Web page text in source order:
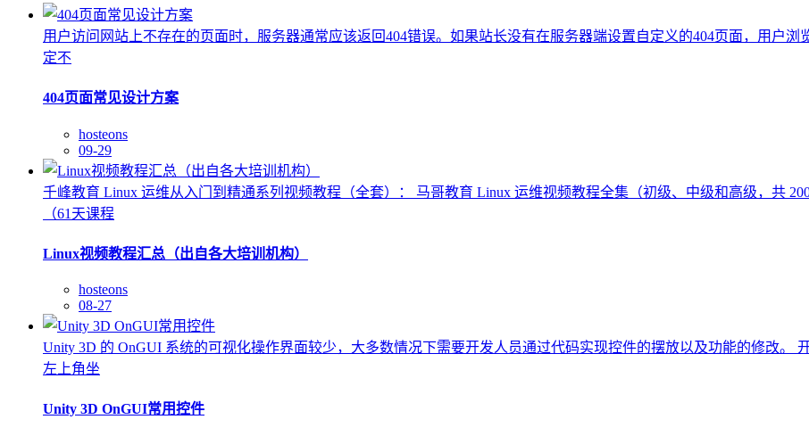
用户访问网站上不存在的页面时，服务器通常应该返回404错误。如果站长没有在服务器端设置自定义的404页面，用户
定不
404页面常见设计方案
hosteons
09-29
千峰教育 Linux 运维从入门到精通系列视频教程（全套）： 马哥教育 Linux 运维视频教程全集（初级、中级和高级，共
（61天课程
Linux视频教程汇总（出自各大培训机构）
hosteons
08-27
Unity 3D 的 OnGUI 系统的可视化操作界面较少，大多数情况下需要开发人员通过代码实现控件的摆放以及功能的修改。
左上角坐
Unity 3D OnGUI常用控件